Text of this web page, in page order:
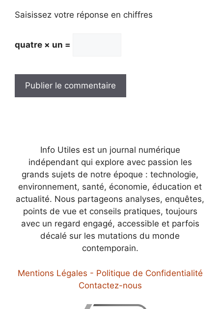
Saisissez votre réponse en chiffres
quatre × un =
Info Utiles est un journal numérique
indépendant qui explore avec passion les
grands sujets de notre époque : technologie,
environnement, santé, économie, éducation et
actualité. Nous partageons analyses, enquêtes,
points de vue et conseils pratiques, toujours
avec un regard engagé, accessible et parfois
décalé sur les mutations du monde
contemporain.
Mentions Légales - Politique de Confidentialité
Contactez-nous